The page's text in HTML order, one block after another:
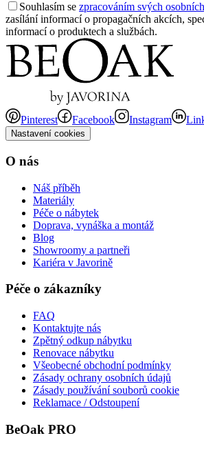
Souhlasím se zpracováním svých
zasílání informací o propagačních akcích,
informací o produktech a službách.
Pinterest Facebook Instagram
Nastavení cookies
O nás
Náš příběh
Materiály
Péče o nábytek
Doprava, vynáška a montáž
Blog
Showroomy a partneři
Kariéra v Javorině
Péče o zákazníky
FAQ
Kontaktujte nás
Zpětný odkup nábytku
Renovace nábytku
Všeobecné obchodní podmínky
Zásady ochrany osobních údajů
Zásady používání souborů cookie
Reklamace / Odstoupení
BeOak PRO